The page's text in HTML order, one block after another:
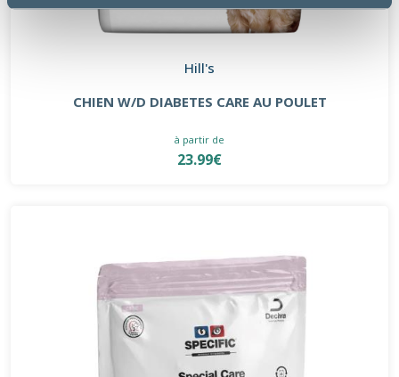
Hill's
CHIEN W/D DIABETES CARE AU POULET
à partir de
23.99€